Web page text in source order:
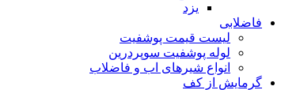
یزد
فاضلابی
لیست قیمت پوشفیت
لوله پوشفیت سوپردرین
انواع شیرهای اب و فاضلاب
گرمایش از کف